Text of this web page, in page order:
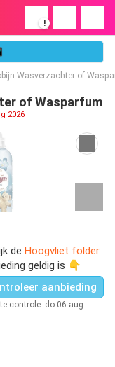
!
Wasverzachter of
of Wasparfum
2026
de Hoogvliet folder
geldig is 👇
aanbieding
controle: do 06 aug